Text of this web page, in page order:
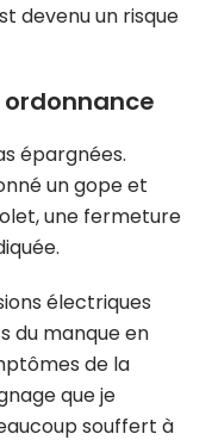
devenu un risque
épargnées.
un gope et
une fermeture
électriques
du manque en
de la
que je
souffert à